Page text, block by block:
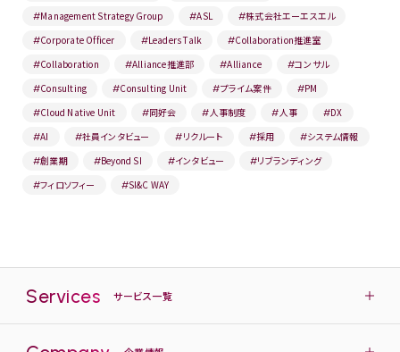
#Management Strategy Group #ASL #株式会社エーエスエル
#Corporate Officer #Leaders Talk #Collaboration推進室
#Collaboration #Alliance推進部 #Alliance #コンサル
#Consulting #Consulting Unit #プライム案件 #PM
#Cloud Native Unit #同好会 #人事制度 #人事 #DX
#AI #社員インタビュー #リクルート #採用 #システム情報
#創業期 #Beyond SI #インタビュー #リブランディング
#フィロソフィー #SI&C WAY
Services サービス一覧